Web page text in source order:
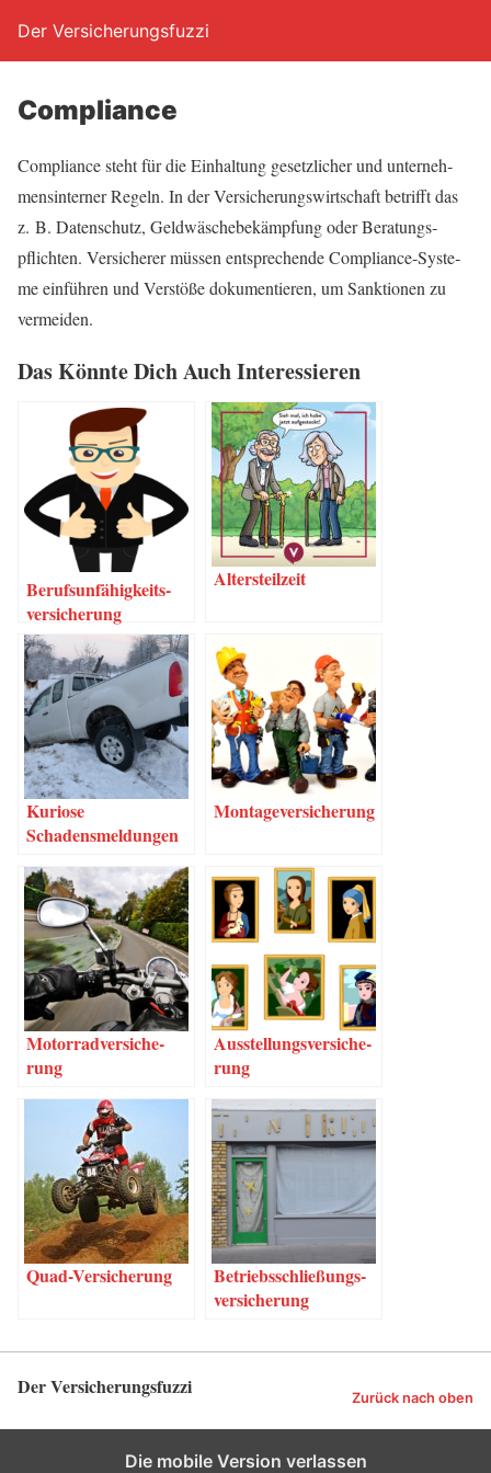
Der Versicherungsfuzzi
Com­pli­ance
Com­pli­ance steht für die Ein­hal­tung gesetz­li­cher und unter­neh­
mens­in­ter­ner Regeln. In der Ver­si­che­rungs­wirt­schaft betrifft das
z. B. Daten­schutz, Geld­wä­sche­be­kämp­fung oder Bera­tungs­
pflich­ten. Ver­si­che­rer müs­sen ent­spre­chen­de Com­pli­ance-Sys­te­
me ein­füh­ren und Ver­stö­ße doku­men­tie­ren, um Sank­tio­nen zu
vermeiden.
Das Könn­te Dich Auch Interessieren
Berufs­un­fä­hig­keits­
ver­si­che­rung
Alters­teil­zeit
Kurio­se
Schadensmeldungen
Mon­ta­ge­ver­si­che­rung
Motor­rad­ver­si­che­
rung
Aus­stel­lungs­ver­si­che­
rung
Quad-Ver­­­si­che­rung
Betriebs­schlie­ßungs­
ver­si­che­rung
Der Versicherungsfuzzi Zurück nach oben
Die mobile Version verlassen